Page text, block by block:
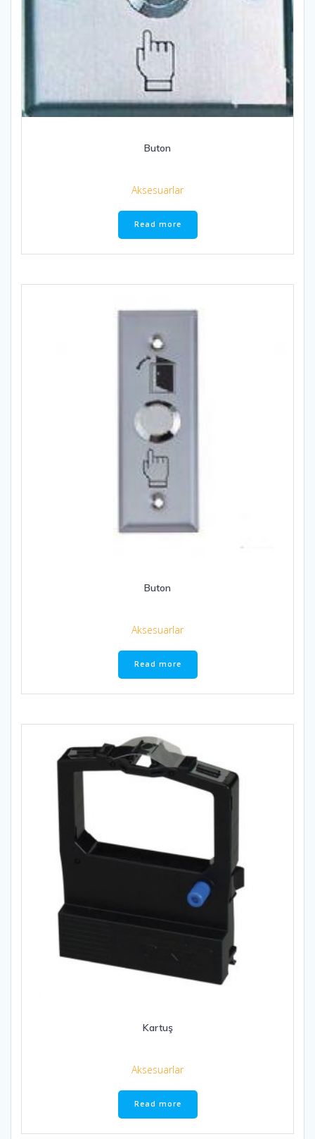
Buton
Aksesuarlar
Read more
Buton
Aksesuarlar
Read more
Kartuş
Aksesuarlar
Read more